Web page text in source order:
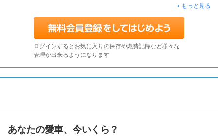
もっと見る
ログインするとお気に入りの保存や燃費記録など様々な
管理が出来るようになります
あなたの愛車、今いくら？